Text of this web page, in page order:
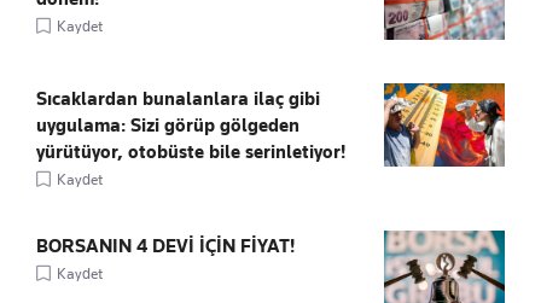
Kaydet
Sıcaklardan bunalanlara ilaç gibi
uygulama: Sizi görüp gölgeden
yürütüyor, otobüste bile serinletiyor!
Kaydet
BORSANIN 4 DEVİ İÇİN FİYAT!
Kaydet